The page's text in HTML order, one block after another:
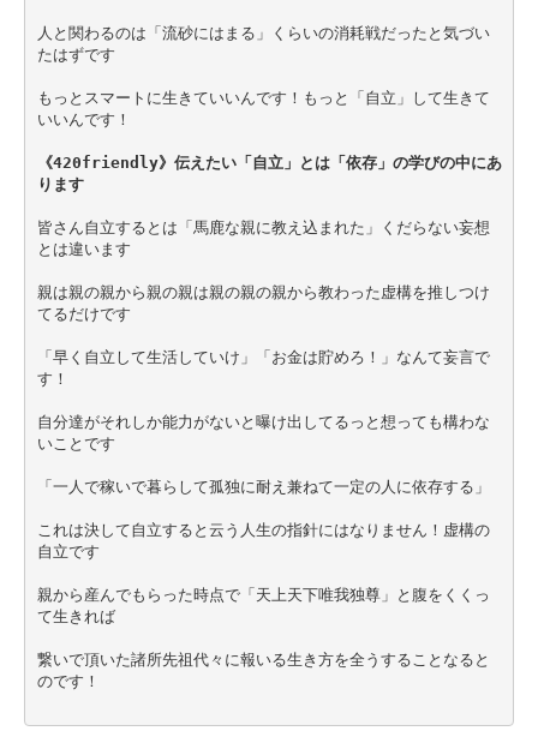
人と関わるのは「流砂にはまる」くらいの消耗戦だったと気づい
たはずです
もっとスマートに生きていいんです！もっと「自立」して生きて
いいんです！
《420friendly》伝えたい「自立」とは「依存」の学びの中にあ
ります
皆さん自立するとは「馬鹿な親に教え込まれた」くだらない妄想
とは違います
親は親の親から親の親は親の親の親から教わった虚構を推しつけ
てるだけです
「早く自立して生活していけ」「お金は貯めろ！」なんて妄言で
す！
自分達がそれしか能力がないと曝け出してるっと想っても構わな
いことです
「一人で稼いで暮らして孤独に耐え兼ねて一定の人に依存する」
これは決して自立すると云う人生の指針にはなりません！虚構の
自立です
親から産んでもらった時点で「天上天下唯我独尊」と腹をくくっ
て生きれば
繋いで頂いた諸所先祖代々に報いる生き方を全うすることなると
のです！